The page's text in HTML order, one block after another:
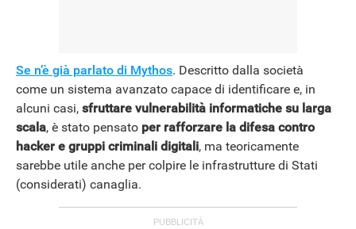
Se n’è già parlato di Mythos. Descritto dalla società
come un sistema avanzato capace di identificare e, in
alcuni casi, sfruttare vulnerabilità informatiche su larga
scala, è stato pensato per rafforzare la difesa contro
hacker e gruppi criminali digitali, ma teoricamente
sarebbe utile anche per colpire le infrastrutture di Stati
(considerati) canaglia.